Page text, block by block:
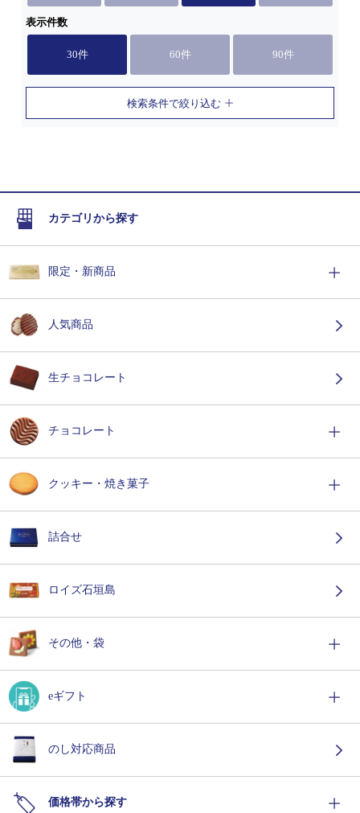
表示件数
30件 60件 90件
検索条件で絞り込む
カテゴリから探す
限定・新商品
人気商品
生チョコレート
チョコレート
クッキー・焼き菓子
詰合せ
ロイズ石垣島
その他・袋
eギフト
のし対応商品
価格帯から探す